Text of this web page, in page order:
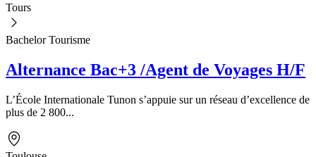
Tours
Bachelor Tourisme
Alternance Bac+3 /Agent de Voyages H/F
L’École Internationale Tunon s’appuie sur un réseau d’excellence de
plus de 2 800...